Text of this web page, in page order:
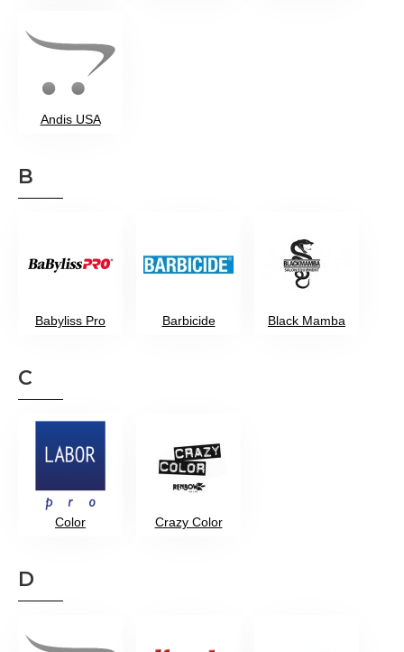
Andis USA
B
Babyliss Pro Barbicide Black Mamba
C
Color Crazy Color
D